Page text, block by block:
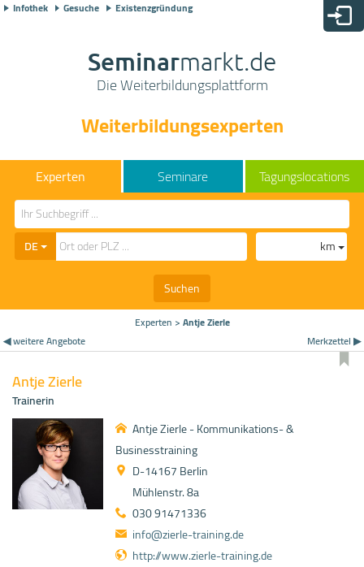
Infothek Gesuche Existenzgründung
Seminarmarkt.de
Die Weiterbildungsplattform
Weiterbildungsexperten
Seminare Tagungslocations
DE
km
Suchen
Experten >Antje Zierle
◀ weitere Angebote
Merkzettel ▶
Antje Zierle
Trainerin
Antje Zierle - Kommunikations- &
Businesstraining
D-14167 Berlin
Mühlenstr. 8a
030 91471336
info@zierle-training.de
http://www.zierle-training.de